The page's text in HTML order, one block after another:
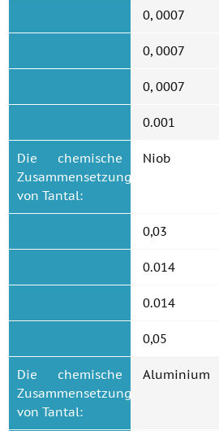
0, 0007
0, 0007
0, 0007
0.001
Die chemische
Zusammensetzung
von Tantal:
Niob
0,03
0.014
0.014
0,05
Die chemische
Zusammensetzung
von Tantal:
Aluminium